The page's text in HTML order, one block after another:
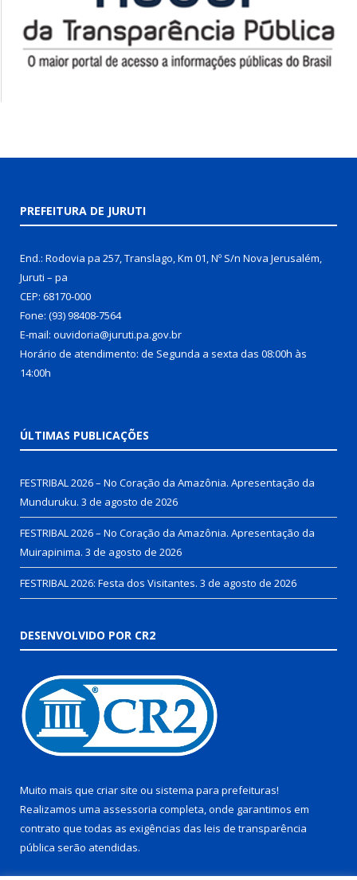
PREFEITURA DE JURUTI
End.: Rodovia pa 257, Translago, Km 01, Nº S/n Nova Jerusalém,
Juruti – pa
CEP: 68170-000
Fone: (93) 98408-7564
E-mail: ouvidoria@juruti.pa.gov.br
Horário de atendimento: de Segunda a sexta das 08:00h às
14:00h
ÚLTIMAS PUBLICAÇÕES
FESTRIBAL 2026 – No Coração da Amazônia. Apresentação da
Munduruku. 3 de agosto de 2026
FESTRIBAL 2026 – No Coração da Amazônia. Apresentação da
Muirapinima. 3 de agosto de 2026
FESTRIBAL 2026: Festa dos Visitantes. 3 de agosto de 2026
DESENVOLVIDO POR CR2
Muito mais que criar site ou sistema para prefeituras!
Realizamos uma assessoria completa, onde garantimos em
contrato que todas as exigências das leis de transparência
pública serão atendidas.